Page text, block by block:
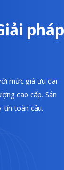
pháp
mức giá ưu đãi
cao cấp. Sản
tín toàn cầu.